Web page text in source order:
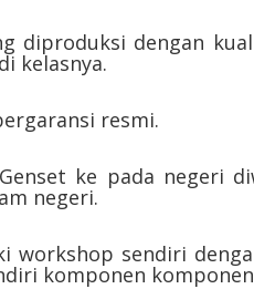
diproduksi dengan
kelasnya.
resmi.
ke pada negeri
negeri.
workshop sendiri
komponen